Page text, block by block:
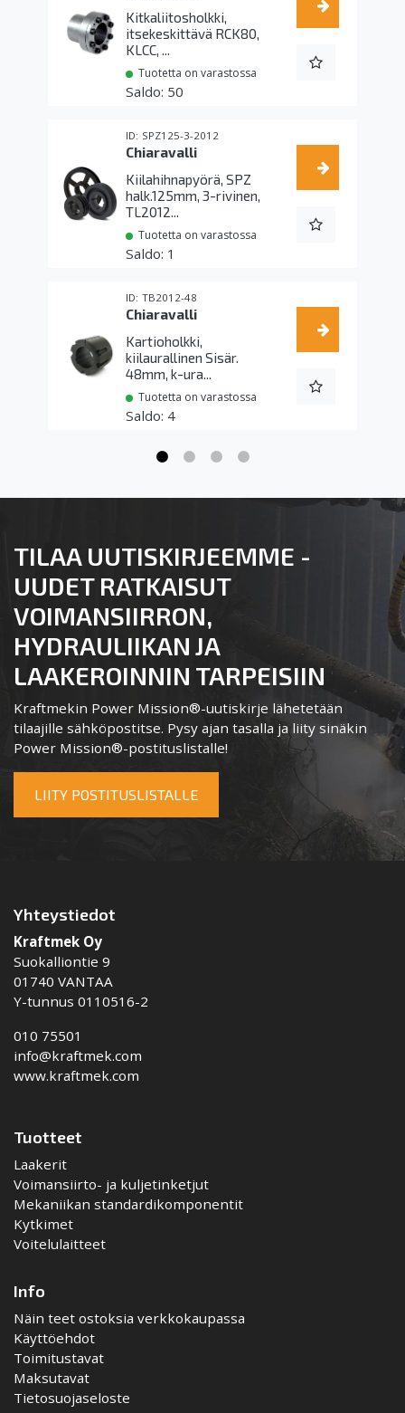
Kitkaliitosholkki,
itsekeskittävä RCK80,
KLCC, ...
Tuotetta on varastossa
50
SPZ125-3-2012
Chiaravalli
Kiilahihnapyörä, SPZ
halk.125mm, 3-rivinen,
TL2012...
Tuotetta on varastossa
1
TB2012-48
Chiaravalli
Kartioholkki,
kiilaurallinen Sisär.
48mm, k-ura...
Tuotetta on varastossa
4
TILAA UUTISKIRJEEMME -
UUDET RATKAISUT
VOIMANSIIRRON,
HYDRAULIIKAN JA
LAAKEROINNIN TARPEISIIN
Kraftmekin Power Mission®-uutiskirje lähetetään
tilaajille sähköpostitse. Pysy ajan tasalla ja liity sinäkin
Power Mission®-postituslistalle!
LIITY POSTITUSLISTALLE
Yhteystiedot
Kraftmek Oy
Suokalliontie 9
01740 VANTAA
Y-tunnus 0110516-2
010 75501
info@kraftmek.com
www.kraftmek.com
Tuotteet
Laakerit
Voimansiirto- ja kuljetinketjut
Mekaniikan standardikomponentit
Kytkimet
Voitelulaitteet
Info
Näin teet ostoksia verkkokaupassa
Käyttöehdot
Toimitustavat
Maksutavat
Tietosuojaseloste